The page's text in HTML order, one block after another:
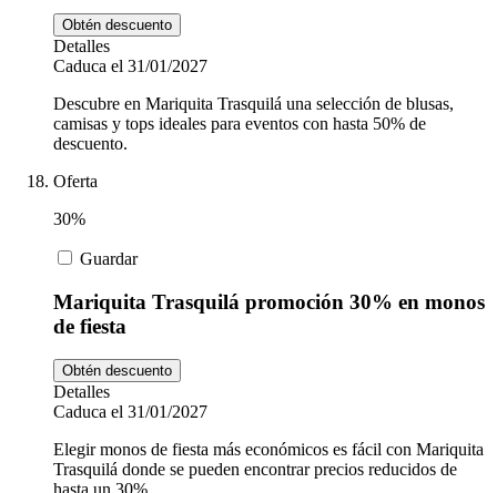
Obtén descuento
Detalles
Caduca el 31/01/2027
Descubre en Mariquita Trasquilá una selección de blusas,
camisas y tops ideales para eventos con hasta 50% de
descuento.
Oferta
30%
Guardar
Mariquita Trasquilá promoción 30% en monos
de fiesta
Obtén descuento
Detalles
Caduca el 31/01/2027
Elegir monos de fiesta más económicos es fácil con Mariquita
Trasquilá donde se pueden encontrar precios reducidos de